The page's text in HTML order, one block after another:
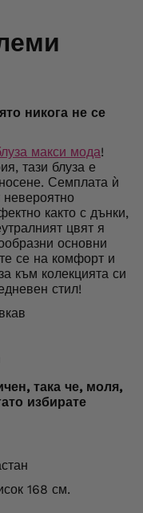
никога не се
макси мода!
тази блуза е
Семплата ѝ
както с дънки,
цвят я
основни
се на комфорт и
към колекцията си
стил!
така че, моля,
избирате
168 см.